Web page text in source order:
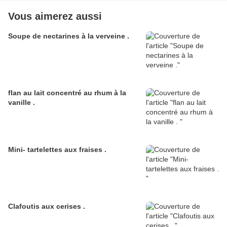
Vous aimerez aussi
Soupe de nectarines à la verveine .
flan au lait concentré au rhum à la
vanille .
Mini- tartelettes aux fraises .
Clafoutis aux cerises .